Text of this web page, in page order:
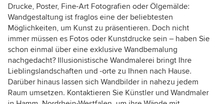
Drucke, Poster, Fine-Art Fotografien oder Ölgemälde:
Wandgestaltung ist fraglos eine der beliebtesten
Möglichkeiten, um Kunst zu präsentieren. Doch nicht
immer müssen es Fotos oder Kunstdrucke sein – haben Sie
schon einmal über eine exklusive Wandbemalung
nachgedacht? Illusionistische Wandmalerei bringt Ihre
Lieblingslandschaften und -orte zu Ihnen nach Hause.
Darüber hinaus lassen sich Wandbilder in nahezu jedem
Raum umsetzen. Kontaktieren Sie Künstler und Wandmaler